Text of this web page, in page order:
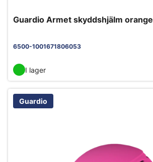
Guardio Armet skyddshjälm orange
6500-1001671806053
I lager
Guardio